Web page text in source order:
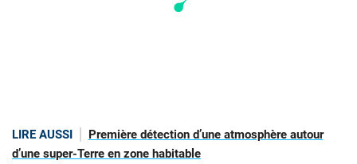
LIRE AUSSI
Première détection d’une atmosphère autour
d’une super-Terre en zone habitable